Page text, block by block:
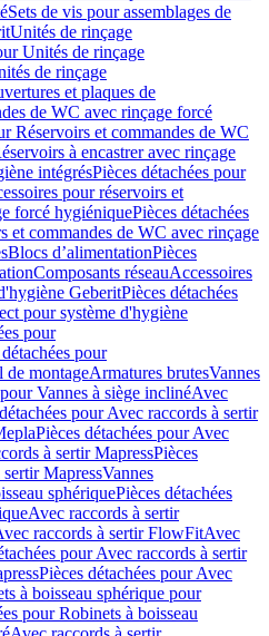
Sets de vis pour assemblages de
Unités de rinçage
Unités de rinçage
de rinçage
et plaques de
de WC avec rinçage forcé
Réservoirs et commandes de WC
à encastrer avec rinçage
intégrésPièces détachées pour
pour réservoirs et
forcé hygiéniquePièces détachées
et commandes de WC avec rinçage
Blocs d’alimentationPièces
Composants réseauAccessoires
GeberitPièces détachées
pour système d'hygiène
pour
pour
de montageArmatures brutesVannes
Vannes à siège inclinéAvec
pour Avec raccords à sertir
Pièces détachées pour Avec
à sertir MapressPièces
MapressVannes
sphériquePièces détachées
Avec raccords à sertir
raccords à sertir FlowFitAvec
pour Avec raccords à sertir
Pièces détachées pour Avec
à boisseau sphérique pour
pour Robinets à boisseau